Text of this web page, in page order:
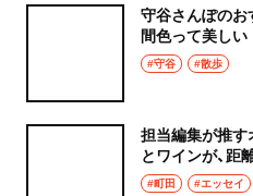
守谷さんぽのお
間色って美しい
#守谷 #散歩
担当編集が推す
とワインが、距
飯diary】
#町田 #エッセイ